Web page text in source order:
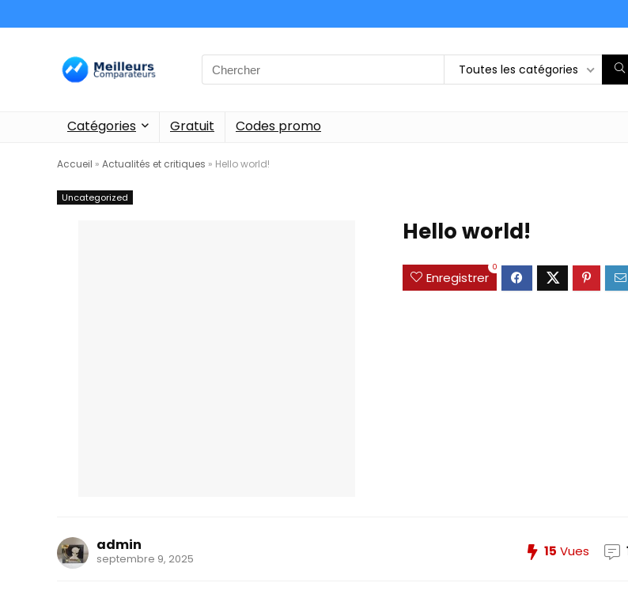
Toutes les catégories
Catégories Gratuit Codes promo
Accueil » Actualités et critiques » Hello world!
Uncategorized
Hello world!
Enregistrer
0
admin
septembre 9, 2025 15 Vues